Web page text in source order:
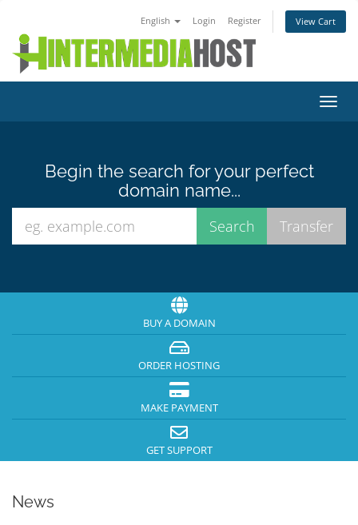
English Login Register View Cart
Begin the search for your perfect
domain name...
BUY A DOMAIN
ORDER HOSTING
MAKE PAYMENT
GET SUPPORT
News